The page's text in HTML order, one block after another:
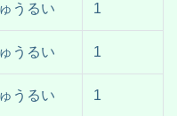
うるい 1
うるい 1
うるい 1